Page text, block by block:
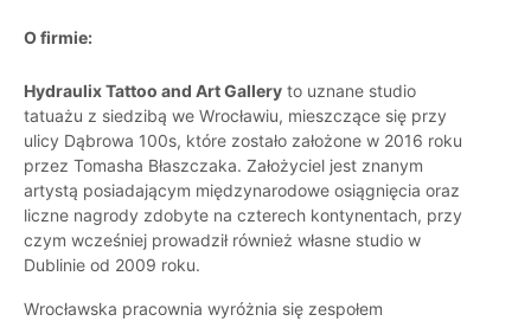
O firmie:
Hydraulix Tattoo and Art Gallery to uznane studio
tatuażu z siedzibą we Wrocławiu, mieszczące się przy
ulicy Dąbrowa 100s, które zostało założone w 2016 roku
przez Tomasha Błaszczaka. Założyciel jest znanym
artystą posiadającym międzynarodowe osiągnięcia oraz
liczne nagrody zdobyte na czterech kontynentach, przy
czym wcześniej prowadził również własne studio w
Dublinie od 2009 roku.
Wrocławska pracownia wyróżnia się zespołem